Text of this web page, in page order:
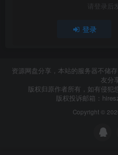
请登录后
登录
资源网盘分享，本站的服务器不储
友分
版权归原作者所有，如有侵犯
版权投诉邮箱：
Copyright ©